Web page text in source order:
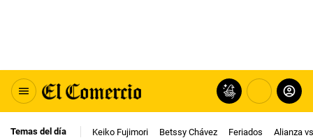
Temas del día Keiko Fujimori Betssy Chávez Feriados Alianza